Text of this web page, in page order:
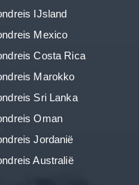
IJsland
Mexico
Costa Rica
Marokko
Sri Lanka
Oman
Jordanië
Australië